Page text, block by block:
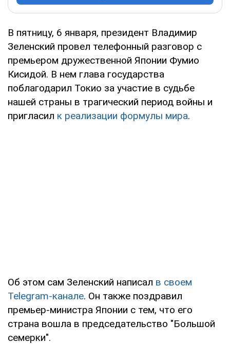
В пятницу, 6 января, президент Владимир
Зеленский провел телефонный разговор с
премьером дружественной Японии Фумио
Кисидой. В нем глава государства
поблагодарил Токио за участие в судьбе
нашей страны в трагический период войны и
пригласил к реализации формулы мира.
Об этом сам Зеленский написал в своем
Telegram-канале. Он также поздравил
премьер-министра Японии с тем, что его
страна вошла в председательство "Большой
семерки".